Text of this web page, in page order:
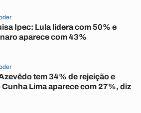
Ipec: Lula lidera com 50% e
aparece com 43%
tem 34% de rejeição e
Cunha Lima aparece com 27%, diz